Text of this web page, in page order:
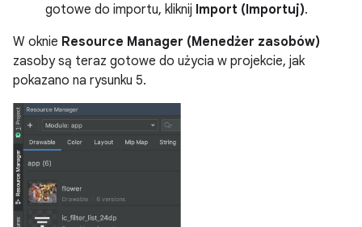
gotowe do importu, kliknij Import (Importuj).
W oknie Resource Manager (Menedżer zasobów)
zasoby są teraz gotowe do użycia w projekcie, jak
pokazano na rysunku 5.